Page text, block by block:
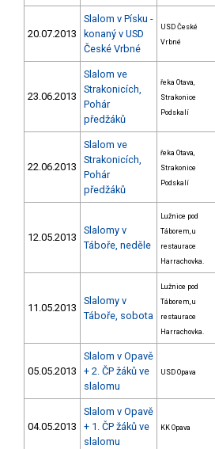
20.07.2013
Slalom v Písku -
konaný v USD
České Vrbné
USD České
Vrbné
23.06.2013
Slalom ve
Strakonicích,
Pohár
předžáků
řeka Otava,
Strakonice
Podskalí
22.06.2013
Slalom ve
Strakonicích,
Pohár
předžáků
řeka Otava,
Strakonice
Podskalí
12.05.2013
Slalomy v
Táboře, neděle
Lužnice pod
Táborem, u
restaurace
Harrachovka.
11.05.2013
Slalomy v
Táboře, sobota
Lužnice pod
Táborem, u
restaurace
Harrachovka.
05.05.2013
Slalom v Opavě
+ 2. ČP žáků ve
slalomu
USD Opava
04.05.2013
Slalom v Opavě
+ 1. ČP žáků ve
slalomu
KK Opava